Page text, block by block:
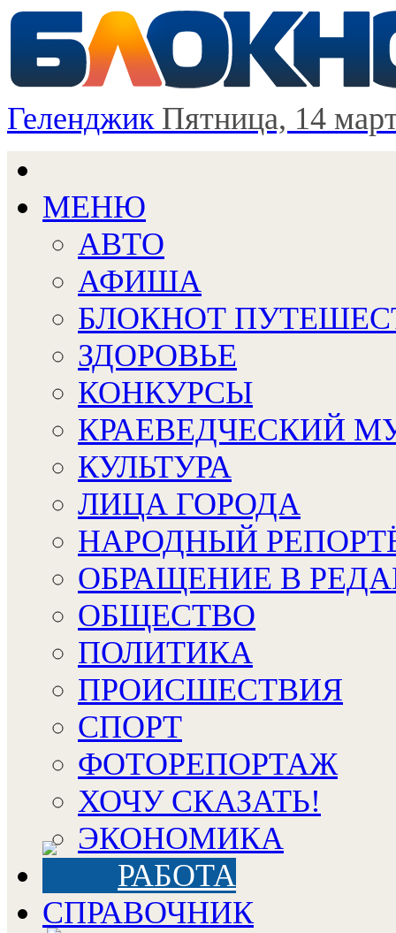
Геленджик Пятница, 14
МЕНЮ
АВТО
АФИША
БЛОКНОТ
ЗДОРОВЬЕ
КОНКУРСЫ
КРАЕВЕДЧЕСКИЙ
КУЛЬТУРА
ЛИЦА ГОРОДА
НАРОДНЫЙ
ОБРАЩЕНИЕ В
ОБЩЕСТВО
ПОЛИТИКА
ПРОИСШЕСТВИЯ
СПОРТ
ФОТОРЕПОРТАЖ
ХОЧУ СКАЗАТЬ!
ЭКОНОМИКА
РАБОТА
СПРАВОЧНИК